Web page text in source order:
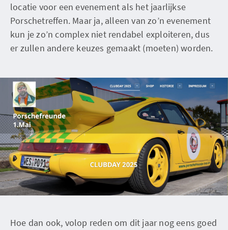
locatie voor een evenement als het jaarlijkse
Porschetreffen. Maar ja, alleen van zo’n evenement
kun je zo’n complex niet rendabel exploiteren, dus
er zullen andere keuzes gemaakt (moeten) worden.
Hoe dan ook, volop reden om dit jaar nog eens goed